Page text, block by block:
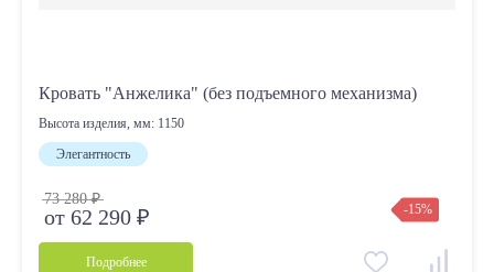
Кровать "Анжелика" (без подъемного механизма)
Высота изделия, мм: 1150
Элегантность
73 280 ₽
от 62 290 ₽ -15%
Подробнее